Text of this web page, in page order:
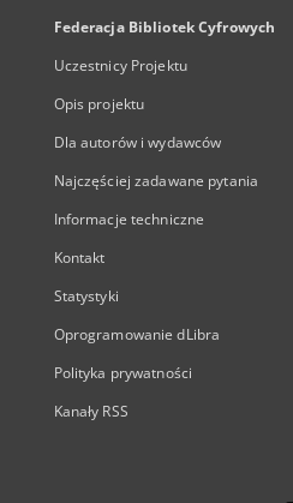
Federacja Bibliotek Cyfrowych
Uczestnicy Projektu
Opis projektu
Dla autorów i wydawców
Najczęściej zadawane pytania
Informacje techniczne
Kontakt
Statystyki
Oprogramowanie dLibra
Polityka prywatności
Kanały RSS